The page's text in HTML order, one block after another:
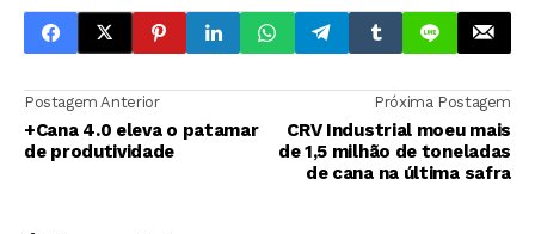
Postagem Anterior
+Cana 4.0 eleva o patamar
de produtividade
Próxima Postagem
CRV Industrial moeu mais
de 1,5 milhão de toneladas
de cana na última safra